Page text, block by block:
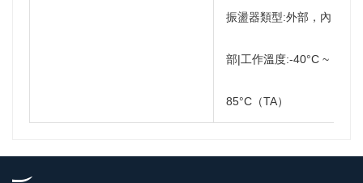
振盪器類型:外部，內
部|工作溫度:-40°C ~
85°C（TA）